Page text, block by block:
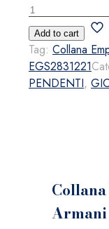
Collana
Emporio
Armani
EGS2831221
quantità
Add to cart
Tag: Collana
EGS2831221
PENDENTI,
Armani